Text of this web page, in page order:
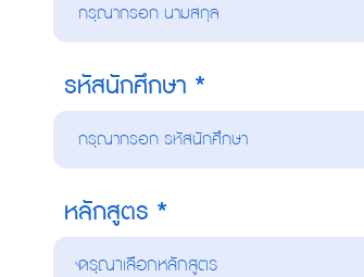
รหัสนักศึกษา
หลักสูตร